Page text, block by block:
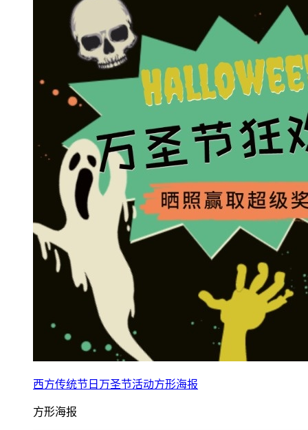
西方传统节日万圣节活动方形海报
方形海报